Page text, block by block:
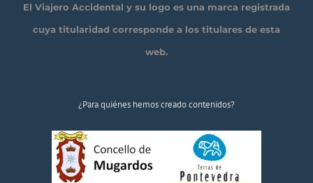
El Viajero Accidental y su logo es una marca registrada
cuya titularidad corresponde a los titulares de esta
web.
¿Para quiénes hemos creado contenidos?